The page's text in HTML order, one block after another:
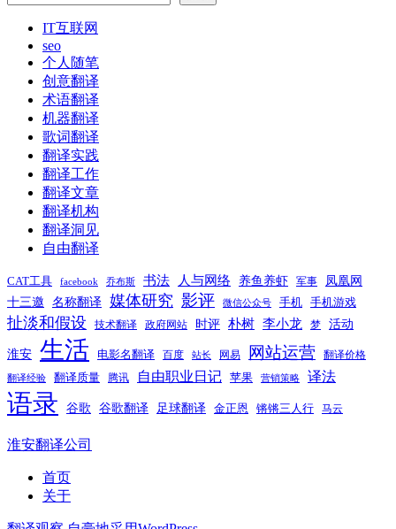
IT互联网
seo
个人随笔
创意翻译
术语翻译
机器翻译
歌词翻译
翻译实践
翻译工作
翻译文章
翻译机构
翻译洞见
自由翻译
CAT工具 facebook 乔布斯 书法 人与网络 养鱼养虾 军事
凤凰网
十三邀
名称翻译 媒体研究 影评 微信公众号 手机 手机游戏
扯淡和假设 技术翻译 政府网站 时评 朴树 李小龙 梦 活动
淮安 生活 电影名翻译 百度 站长 网易 网站运营 翻译价格
翻译经验 翻译质量 腾讯 自由职业日记 苹果 营销策略 译法
语录 谷歌 谷歌翻译 足球翻译 金正恩 锵锵三人行 马云
淮安翻译公司
首页
关于